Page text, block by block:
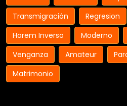
Transmigración
Regresion
Harem Inverso
Moderno
Venganza
Amateur
Matrimonio